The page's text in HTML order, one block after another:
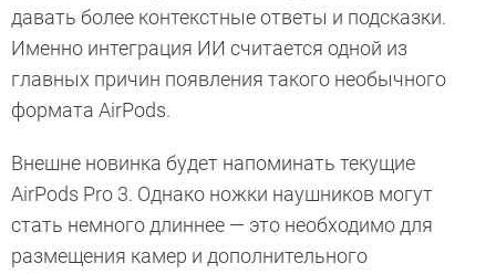
давать более контекстные ответы и подсказки.
Именно интеграция ИИ считается одной из
главных причин появления такого необычного
формата AirPods.
Внешне новинка будет напоминать текущие
AirPods Pro 3. Однако ножки наушников могут
стать немного длиннее — это необходимо для
размещения камер и дополнительного